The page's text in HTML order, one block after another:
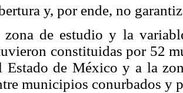
y, por ende, no
zona de estudio y la
constituidas por 52
Estado de México y a la
municipios conurbados y